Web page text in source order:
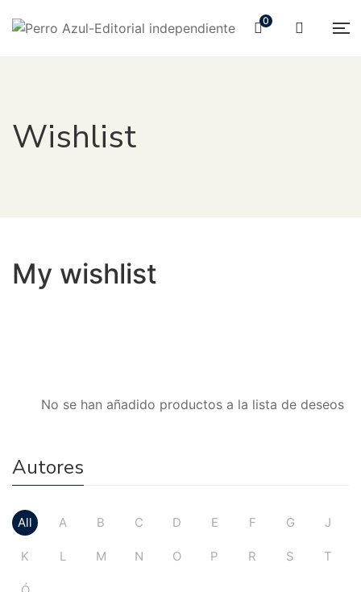
0
Wishlist
My wishlist
No se han añadido productos a la lista de deseos
Autores
All A B C D E F G J
K L M N O P R S T